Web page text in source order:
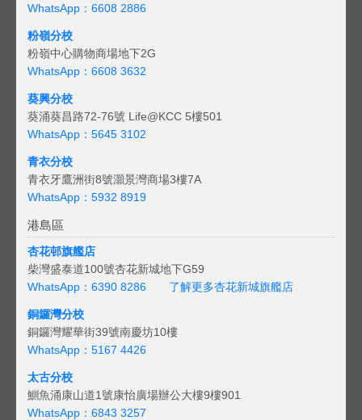
WhatsApp：6608 2886
粉嶺分校
粉嶺中心購物商場地下2G
WhatsApp：6608 3632
葵興分校
葵涌葵昌路72-76號 Life@KCC 5樓501
WhatsApp：5645 3102
青衣分校
青衣牙鷹洲街8號灝景灣商場3樓7A
WhatsApp：5932 8919
港島區
杏花邨旗艦店
柴灣盛泰道100號杏花新城地下G59
WhatsApp：6390 8286
了解更多杏花新城旗艦店
銅鑼灣分校
銅鑼灣耀華街39號南慶坊10樓
WhatsApp：5167 4426
太古分校
鰂魚涌康山道1號康怡廣場辦公大樓9樓901
WhatsApp：6843 3257